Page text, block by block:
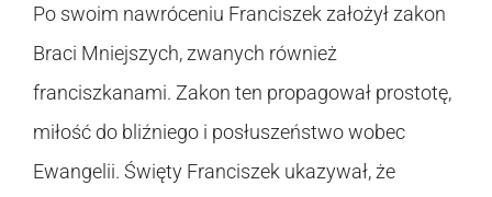
Po swoim nawróceniu Franciszek założył zakon
Braci Mniejszych, zwanych również
franciszkanami. Zakon ten propagował prostotę,
miłość do bliźniego i posłuszeństwo wobec
Ewangelii. Święty Franciszek ukazywał, że